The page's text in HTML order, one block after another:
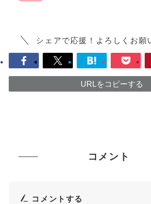
シェアで応援！よろしくお願
URLをコピーする
コメント
コメントする